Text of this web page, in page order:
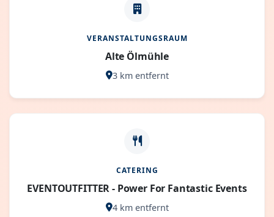
VERANSTALTUNGSRAUM
Alte Ölmühle
3 km entfernt
CATERING
EVENTOUTFITTER - Power For Fantastic Events
4 km entfernt